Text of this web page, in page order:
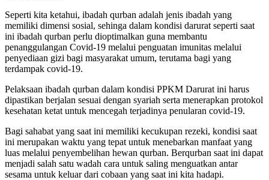
Seperti kita ketahui, ibadah qurban adalah jenis ibadah yang
memiliki dimensi sosial, sehinga dalam kondisi darurat seperti saat
ini ibadah qurban perlu dioptimalkan guna membantu
penanggulangan Covid-19 melalui penguatan imunitas melalui
penyediaan gizi bagi masyarakat umum, terutama bagi yang
terdampak covid-19.
Pelaksaan ibadah qurban dalam kondisi PPKM Darurat ini harus
dipastikan berjalan sesuai dengan syariah serta menerapkan protokol
kesehatan ketat untuk mencegah terjadinya penularan covid-19.
Bagi sahabat yang saat ini memiliki kecukupan rezeki, kondisi saat
ini merupakan waktu yang tepat untuk menebarkan manfaat yang
luas melalui penyembelihan hewan qurban. Berqurban saat ini dapat
menjadi salah satu wadah cara untuk saling menguatkan antar
sesama untuk keluar dari cobaan yang saat ini kita hadapi.